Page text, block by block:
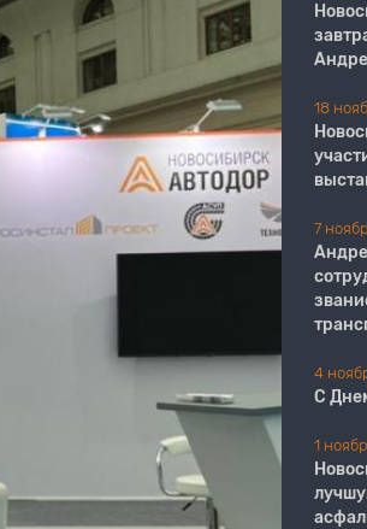
18
7
4
С
1